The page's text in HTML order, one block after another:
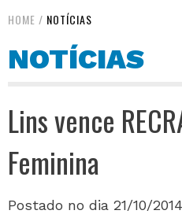
HOME / NOTÍCIAS
NOTÍCIAS
Lins vence
Feminina
Postado no dia 21/10/2014